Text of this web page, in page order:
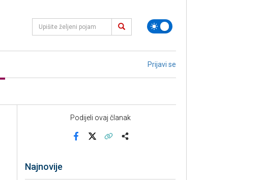
Prijavi se
Podijeli ovaj članak
Najnovije